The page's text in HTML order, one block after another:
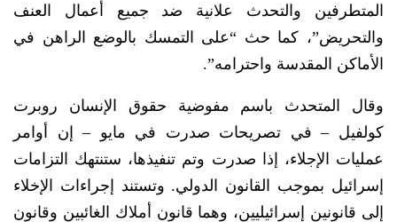
المتطرفين والتحدث علانية ضد جميع أعمال العنف
والتحريض”، كما حث “على التمسك بالوضع الراهن في
الأماكن المقدسة واحترامه”.
وقال المتحدث باسم مفوضية حقوق الإنسان روبرت
كولفيل – في تصريحات صدرت في مايو – إن أوامر
عمليات الإجلاء، إذا صدرت وتم تنفيذها، ستنتهك التزامات
إسرائيل بموجب القانون الدولي. وتستند إجراءات الإخلاء
إلى قانونين إسرائيليين، وهما قانون أملاك الغائبين وقانون